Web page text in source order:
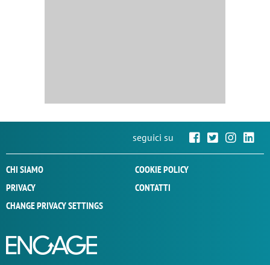
seguici su
CHI SIAMO
COOKIE POLICY
PRIVACY
CONTATTI
CHANGE PRIVACY SETTINGS